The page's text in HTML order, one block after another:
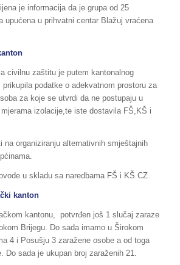
je informacija da je grupa od 25
upućena u prihvatni centar Blažuj vraćena
civilnu zaštitu je putem kantonalnog
podatke o adekvatnom prostoru za
za koje se utvrdi da ne postupaju u
izolacije,te iste dostavila FŠ,KŠ i
na organiziranju alternativnih smještajnih
u skladu sa naredbama FŠ i KŠ CZ.
kanton
kantonu, potvrđen još 1 slučaj zaraze
Brijegu. Do sada imamo u Širokom
4 i Posušju 3 zaražene osobe a od toga
Do sada je ukupan broj zaraženih 21.